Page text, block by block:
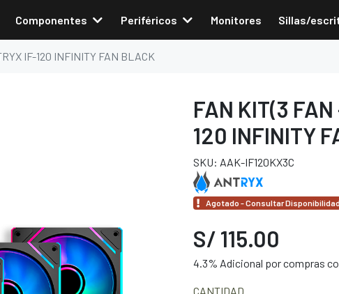
Componentes Periféricos Monitores Sillas/
IF-120 INFINITY FAN BLACK
FAN KIT(3
120 INFINITY
SKU: AAK-IF120KX3C
Agotado - Consultar Disponibilidad
S/ 115.00
4.3% Adicional por compras
CANTIDAD